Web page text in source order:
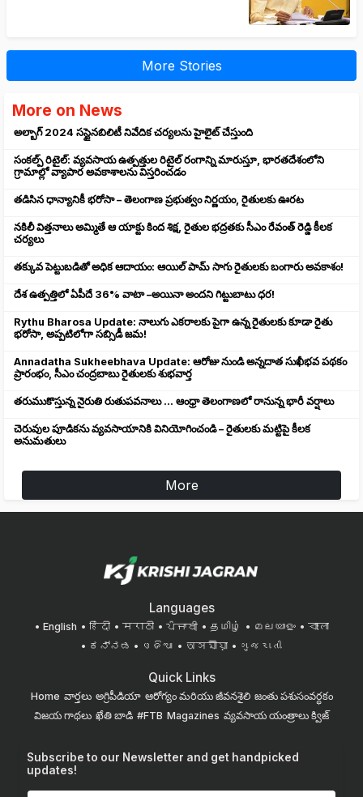
More Stories
More on News
అల్బాగ్ 2024 సస్టైనబిలిటీ నివేదిక చర్యలను హైలైట్ చేస్తుంది
సంకల్ప్ రిటైల్: వ్యవసాయ ఉత్పత్తుల రిటైల్ రంగాన్ని మారుస్తూ, భారతదేశంలోని
గ్రామాల్లో వ్యాపార అవకాశాలను విస్తరించడం
తడిసిన ధాన్యానికీ భరోసా – తెలంగాణ ప్రభుత్వం నిర్ణయం, రైతులకు ఊరట
నకిలీ విత్తనాలు అమ్మితే ఆ యాక్టు కింద శిక్ష, రైతుల భద్రతకు సీఎం రేవంత్ రెడ్డి కీలక
చర్యలు
తక్కువ పెట్టుబడితో అధిక ఆదాయం: ఆయిల్ పామ్ సాగు రైతులకు బంగారు అవకాశం!
దేశ ఉత్పత్తిలో ఏపీదే 36% వాటా –అయినా అందని గిట్టుబాటు ధర!
Rythu Bharosa Update: నాలుగు ఎకరాలకు పైగా ఉన్న రైతులకు కూడా రైతు
భరోసా, అప్పటిలోగా సబ్సిడీ జమ!
Annadatha Sukheebhava Update: ఆరోజు నుండి అన్నదాత సుఖీభవ పథకం
ప్రారంభం, సీఎం చంద్రబాబు రైతులకు శుభవార్త
తరుముకొస్తున్న నైరుతి రుతుపవనాలు ... ఆంధ్రా తెలంగాణలో రానున్న భారీ వర్షాలు
చెరువుల పూడికను వ్యవసాయానికి వినియోగించండి – రైతులకు మట్టిపై కీలక
అనుమతులు
More
Languages
English हिंदी मराठी ਪੰਜਾਬੀ தமிழ் മലയാളം
বাংলা
ಕನ್ನಡ
ଓଡିଆ অসমীয়া ગુજરાતી
Quick Links
Home వార్తలు అగ్రిపీడియా ఆరోగ్యం మరియు జీవనశైలి జంతు పశుసంవర్ధకం
విజయ గాథలు ఖేతి బాడి #FTB Magazines వ్యవసాయ యంత్రాలు క్విజ్
Subscribe to our Newsletter and get handpicked
updates!